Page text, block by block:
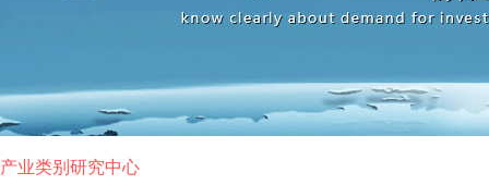
产业类别研究中心